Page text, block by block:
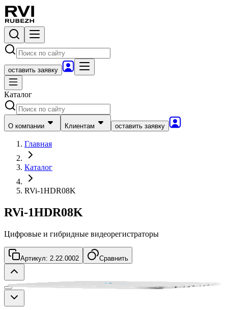
оставить заявку
Каталог
О компании Клиентам оставить заявку
Главная
Каталог
RVi-1HDR08K
RVi-1HDR08K
Цифровые и гибридные видеорегистраторы
Артикул: 2.22.0002 Сравнить